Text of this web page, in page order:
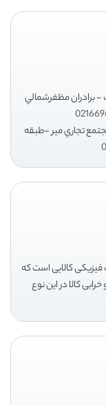
- برادران مظفرشمالي
تجاري مير -طبقه
کالایی است که
کالا در این نوع